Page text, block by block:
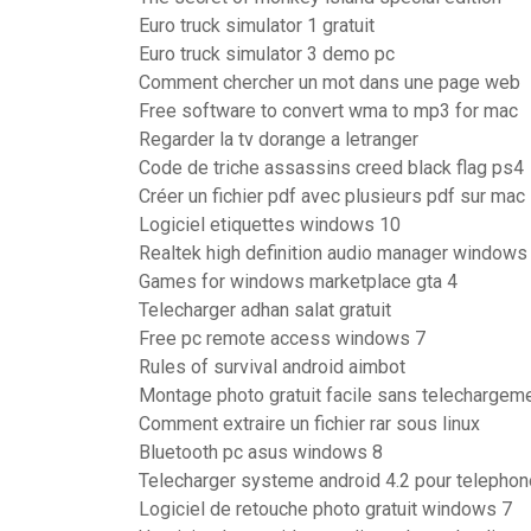
Euro truck simulator 1 gratuit
Euro truck simulator 3 demo pc
Comment chercher un mot dans une page web
Free software to convert wma to mp3 for mac
Regarder la tv dorange a letranger
Code de triche assassins creed black flag ps4
Créer un fichier pdf avec plusieurs pdf sur mac
Logiciel etiquettes windows 10
Realtek high definition audio manager windows
Games for windows marketplace gta 4
Telecharger adhan salat gratuit
Free pc remote access windows 7
Rules of survival android aimbot
Montage photo gratuit facile sans
Comment extraire un fichier rar sous linux
Bluetooth pc asus windows 8
Telecharger systeme android 4.2 pour
Logiciel de retouche photo gratuit windows 7